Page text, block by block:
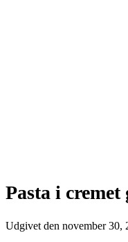
Pasta i cremet
Udgivet den november 30,